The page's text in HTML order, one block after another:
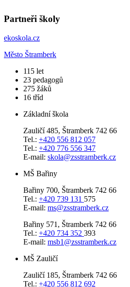
Partneři školy
ekoskola.cz
Město Štramberk
​115 let
23 pedagogů
275 žáků
16 tříd
Základní škola
Zauličí 485, Štramberk 742 66
Tel.: +420 556 812 057
Tel.: +420 776 556 347
E-mail: skola@zsstramberk.cz
MŠ Bařiny
Bařiny 700, Štramberk 742 66
Tel.: +420 739 131 575
E-mail: ms@zsstramberk.cz
Bařiny 571, Štramberk 742 66
Tel.: +420 734 352 393
E-mail: msb1@zsstramberk.cz
MŠ Zauličí
Zauličí 185, Štramberk 742 66
Tel.: +420 556 812 692